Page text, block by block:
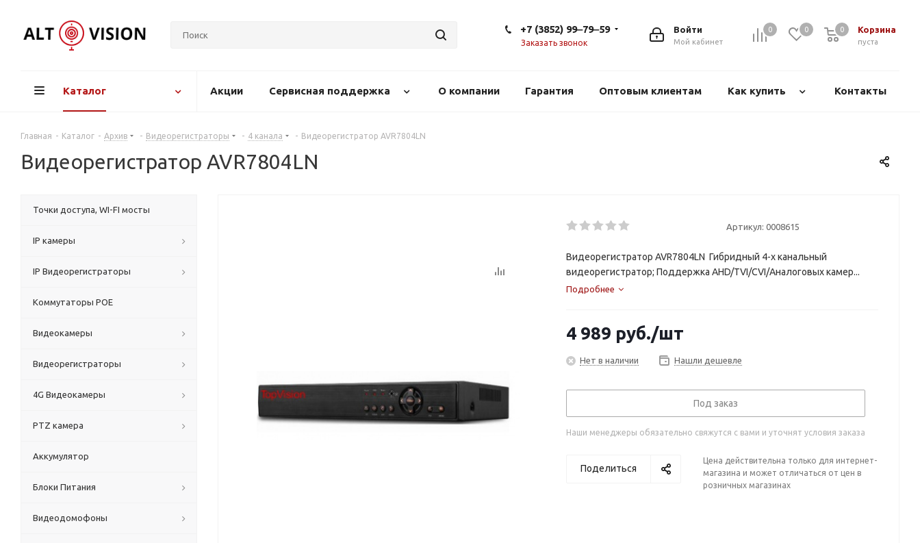
0 0 Корзина
пуста
0
Войти
Мой кабинет
+7 (3852) 99‒79‒59
Заказать звонок
Каталог Акции Сервисная поддержка О компании Гарантия Оптовым клиентам Как купить Контакты
Главная - Каталог - Архив - Видеорегистраторы - 4 канала - Видеорегистратор AVR7804LN
Видеорегистратор AVR7804LN
Артикул: 0008615
Видеорегистратор AVR7804LN Гибридный 4-х канальный
видеорегистратор; Поддержка AHD/TVI/CVI/Аналоговых камер...
Подробнее
4 989 руб./шт
Нет в наличии Нашли дешевле
Под заказ
Наши менеджеры обязательно свяжутся с вами и уточнят условия заказа
Поделиться
Цена действительна только для интернет-
магазина и может отличаться от цен в
розничных магазинах
Точки доступа, WI-FI мосты
IP камеры
IP Видеорегистраторы
Коммутаторы POE
Видеокамеры
Видеорегистраторы
4G Видеокамеры
PTZ камера
Аккумулятор
Блоки Питания
Видеодомофоны